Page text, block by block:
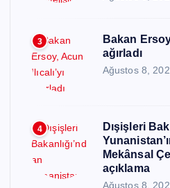
3
Bakan
ağırladı
Ağustos 8,
4
Dışişleri
Mekânsal
açıklama
Ağustos 8,